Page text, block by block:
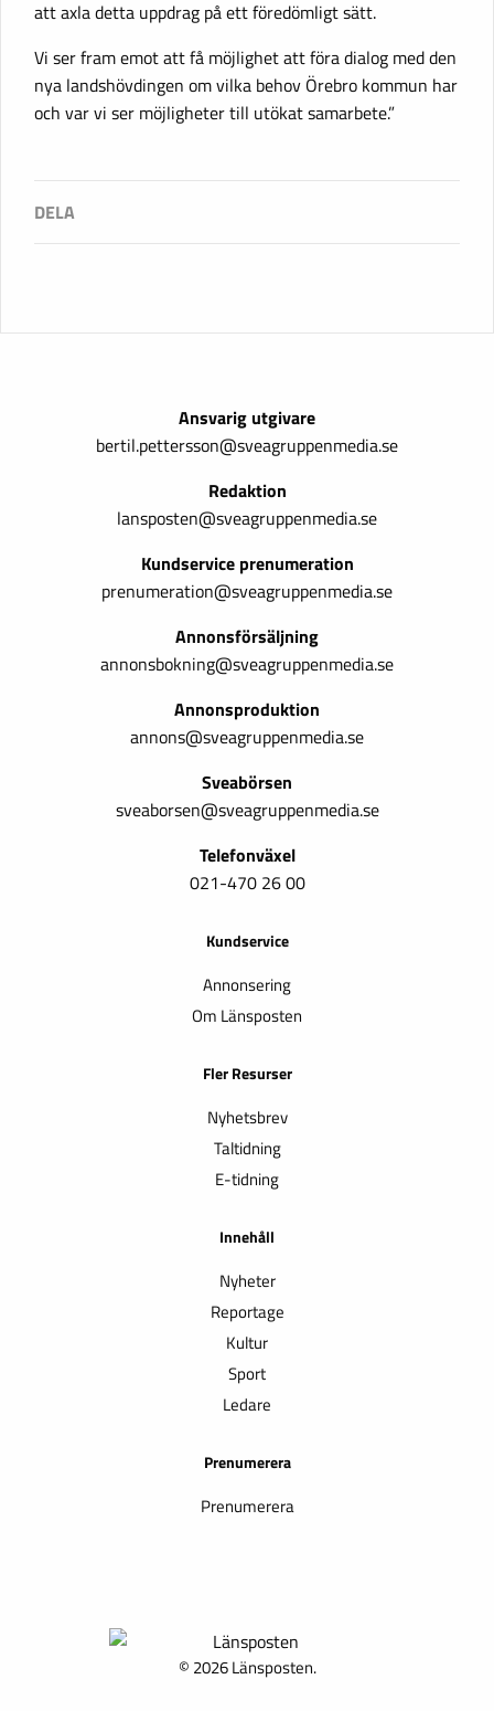
att axla detta uppdrag på ett föredömligt sätt.
Vi ser fram emot att få möjlighet att föra dialog med den
nya landshövdingen om vilka behov Örebro kommun har
och var vi ser möjligheter till utökat samarbete.”
Ansvarig utgivare
bertil.pettersson@sveagruppenmedia.se
Redaktion
lansposten@sveagruppenmedia.se
Kundservice prenumeration
prenumeration@sveagruppenmedia.se
Annonsförsäljning
annonsbokning@sveagruppenmedia.se
Annonsproduktion
annons@sveagruppenmedia.se
Sveabörsen
sveaborsen@sveagruppenmedia.se
Telefonväxel
021-470 26 00
Kundservice
Annonsering
Om Länsposten
Fler Resurser
Nyhetsbrev
Taltidning
E-tidning
Innehåll
Nyheter
Reportage
Kultur
Sport
Ledare
Prenumerera
Prenumerera
© 2026 Länsposten.